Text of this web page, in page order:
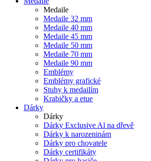
Medaile
Medaile 32 mm
Medaile 40 mm
Medaile 45 mm
Medaile 50 mm
Medaile 70 mm
Medaile 90 mm
Emblémy
Emblémy grafické
Stuhy k medailím
Krabičky a etue
Dárky
Dárky
Dárky Exclusive Al na dřevě
Dárky k narozeninám
Dárky pro chovatele
Dárky certifikáty